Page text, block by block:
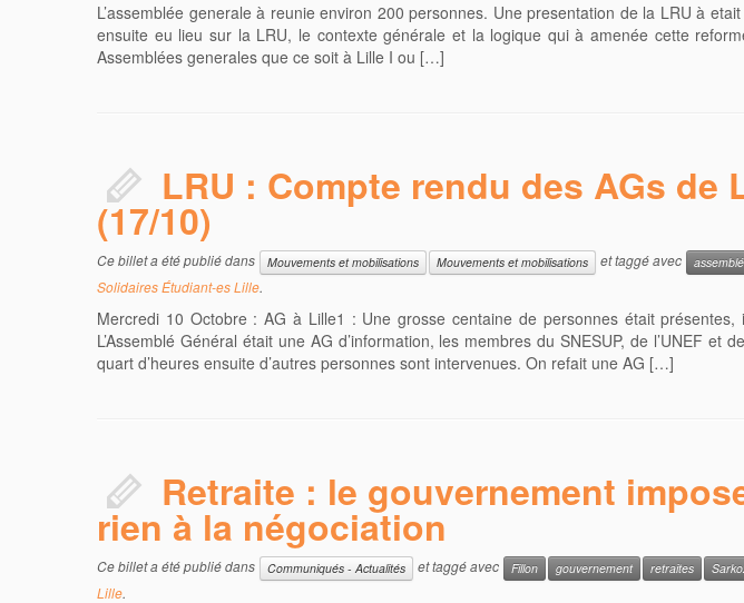
L’assemblée generale à reunie environ 200 personnes. Une presentation de la LRU à
ensuite eu lieu sur la LRU, le contexte générale et la logique qui à amenée cette
Assemblées generales que ce soit à Lille I ou […]
LRU : Compte rendu des AGs de
(17/10)
Ce billet a été publié dans Mouvements et mobilisations Mouvements et mobilisations et taggé avec
Solidaires Étudiant-es Lille.
Mercredi 10 Octobre : AG à Lille1 : Une grosse centaine de personnes était présentes,
L’Assemblé Général était une AG d’information, les membres du SNESUP, de l’UNEF et
quart d’heures ensuite d’autres personnes sont intervenues. On refait une AG […]
Retraite : le gouvernement
rien à la négociation
Ce billet a été publié dans Communiqués - Actualités et taggé avec Fillon gouvernement retraites
Lille.